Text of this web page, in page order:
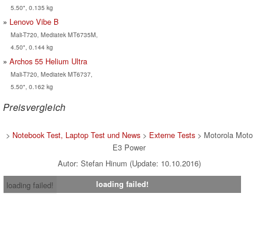
5.50", 0.135 kg
Lenovo Vibe B
Mali-T720, Mediatek MT6735M,
4.50", 0.144 kg
Archos 55 Helium Ultra
Mali-T720, Mediatek MT6737,
5.50", 0.162 kg
Preisvergleich
> Notebook Test, Laptop Test und News> Externe Tests> Motorola Moto
E3 Power
Autor: Stefan Hinum (Update: 10.10.2016)
loading failed!
loading failed!